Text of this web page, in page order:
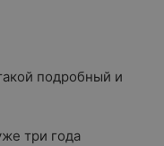
подробный и
три года